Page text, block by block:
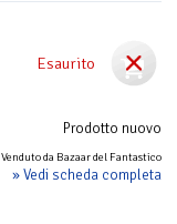
Esaurito
Prodotto nuovo
Venduto da Bazaar del Fantastico
» Vedi scheda completa